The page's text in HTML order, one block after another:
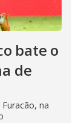
bate o
de
na